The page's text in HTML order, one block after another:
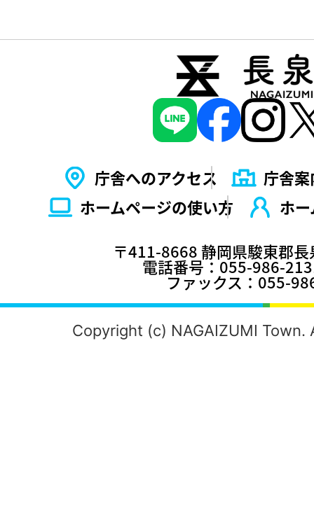
庁舎へのアクセス
庁舎案
ホームページの使い⽅
ホ
〒411-8668 静岡県駿東郡
電話番号：055-986-
ファックス：055-
Copyright (c) NAGAIZUMI Town.